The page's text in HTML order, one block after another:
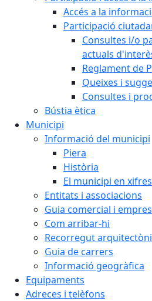
Accés a la
Participació
Consultes i/o
actuals
Reglament de
Queixes i
Consultes i
Bústia ètica
Municipi
Informació del municipi
Piera
Història
El municipi en xifres
Entitats i associacions
Guia comercial i
Com arribar-hi
Recorregut
Guia de carrers
Informació geogràfica
Equipaments
Adreces i telèfons